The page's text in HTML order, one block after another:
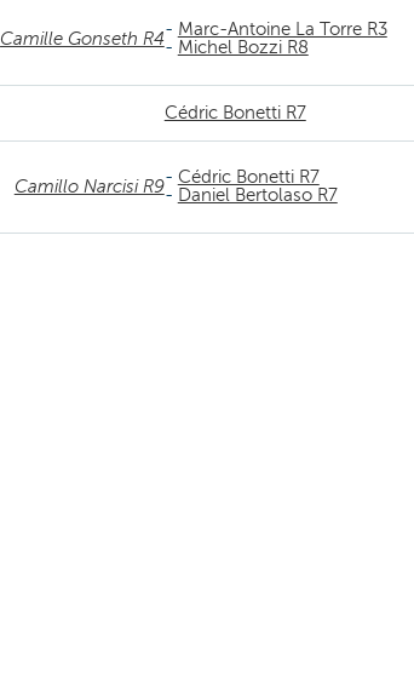
Camille Gonseth R4- Marc-Antoine La Torre R3
- Michel Bozzi R8
Cédric Bonetti R7
Camillo Narcisi R9- Cédric Bonetti R7
- Daniel Bertolaso R7